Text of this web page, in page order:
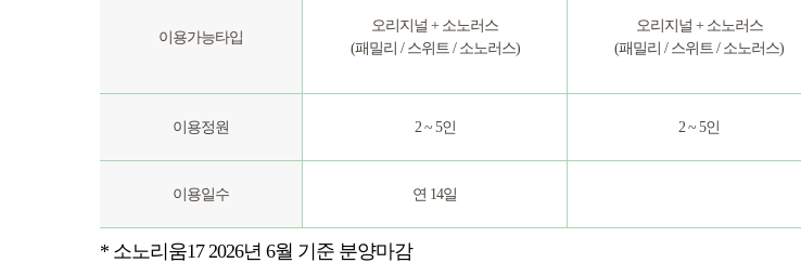
이용가능타입
오리지널 + 소노러스
(패밀리 / 스위트 / 소노러스)
오리지널 + 소노러스
(패밀리 / 스위트 / 소노러스)
이용정원 2 ~ 5인 2 ~ 5인
이용일수 연 14일
* 소노리움17 2026년 6월 기준 분양마감